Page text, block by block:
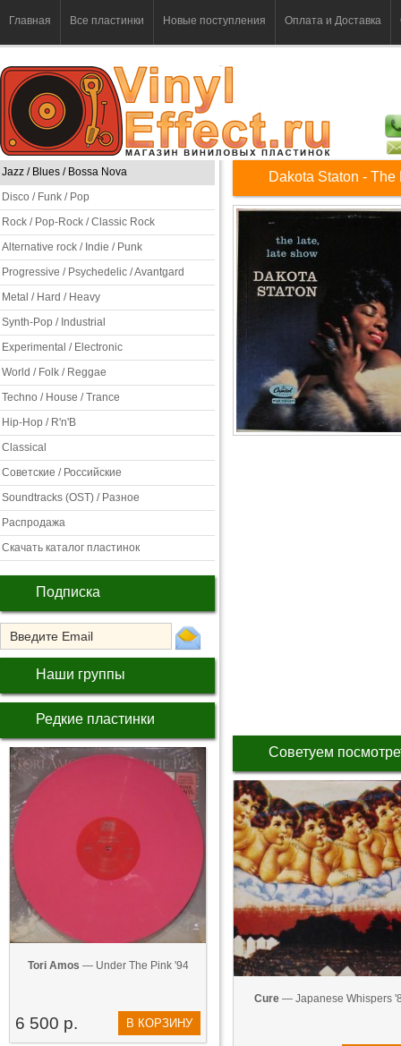
Главная Все пластинки Новые поступления Оплата и Доставка
Jazz / Blues / Bossa Nova
Disco / Funk / Pop
Rock / Pop-Rock / Classic Rock
Alternative rock / Indie / Punk
Progressive / Psychedelic / Avantgard
Metal / Hard / Heavy
Synth-Pop / Industrial
Experimental / Electronic
World / Folk / Reggae
Techno / House / Trance
Hip-Hop / R'n'B
Classical
Советские / Российские
Soundtracks (OST) / Разное
Распродажа
Скачать каталог пластинок
Подписка
Наши группы
Редкие пластинки
Tori Amos — Under The Pink '94
6 500 р. В КОРЗИНУ
Dakota Staton -
Советуем
Cure — Japanese Whispers